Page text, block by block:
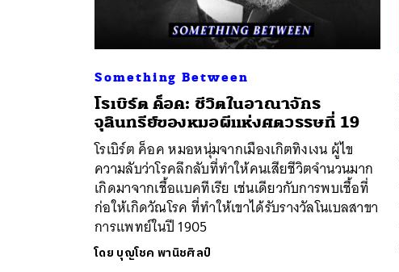
Something Between
โรเบิร์ต ค็อค: ชีวิตในอาณาจักร
จุลินทรีย์ของหมอผีแห่งศตวรรษที่ 19
โรเบิร์ต ค็อค หมอหนุ่มจากเมืองเกิตทิงเงน ผู้ไข
ความลับว่าโรคลึกลับที่ทำให้คนเสียชีวิตจำนวนมาก
เกิดมาจากเชื้อแบคทีเรีย เช่นเดียวกับการพบเชื้อที่
ก่อให้เกิดวัณโรค ที่ทำให้เขาได้รับรางวัลโนเบลสาขา
การแพทย์ในปี 1905
โดย บุญโชค พานิชศิลป์
ค้นหา